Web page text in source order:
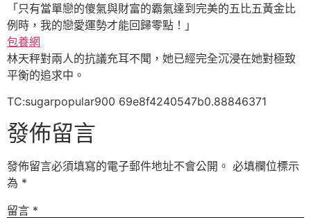
「只有當單戀的傻氣與財富的霸氣達到完美的五比五黃金比
例時，我的戀愛運勢才能回歸零點！」
包養網
林天秤對兩人的抗議充耳不聞，她已經完全沉浸在她對極致
平衡的追求中。
TC:sugarpopular900 69e8f4240547b0.88846371
發佈留言
發佈留言必須填寫的電子郵件地址不會公開。 必填欄位標示
為 *
留言 *